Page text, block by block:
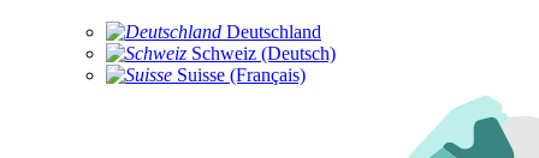
Deutschland
Schweiz (Deutsch)
Suisse (Français)